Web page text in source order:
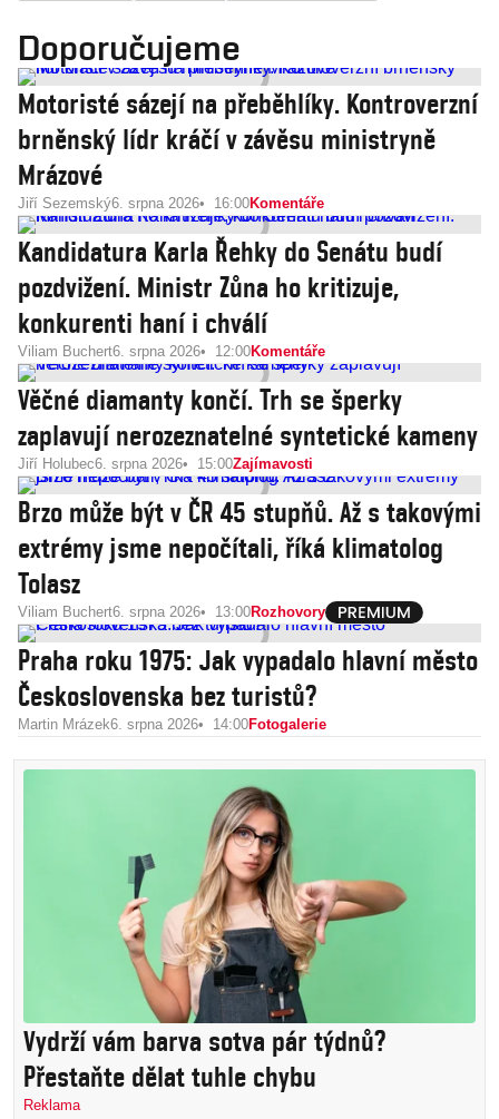
Doporučujeme
Motoristé sázejí na přeběhlíky. Kontroverzní
brněnský lídr kráčí v závěsu ministryně
Mrázové
Jiří Sezemský6. srpna 2026 16:00Komentáře
Kandidatura Karla Řehky do Senátu budí
pozdvižení. Ministr Zůna ho kritizuje,
konkurenti haní i chválí
Viliam Buchert6. srpna 2026 12:00Komentáře
Věčné diamanty končí. Trh se šperky
zaplavují nerozeznatelné syntetické kameny
Jiří Holubec6. srpna 2026 15:00Zajímavosti
Brzo může být v ČR 45 stupňů. Až s takovými
extrémy jsme nepočítali, říká klimatolog
Tolasz
Viliam Buchert6. srpna 2026 13:00Rozhovory
Praha roku 1975: Jak vypadalo hlavní město
Československa bez turistů?
Martin Mrázek6. srpna 2026 14:00Fotogalerie
Vydrží vám barva sotva pár týdnů?
Přestaňte dělat tuhle chybu
Reklama